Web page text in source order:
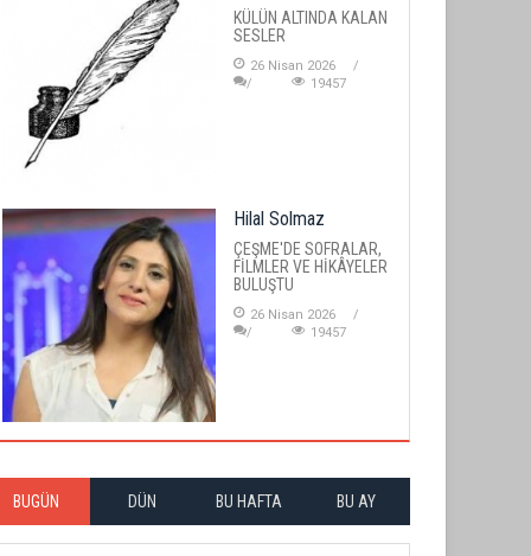
KÜLÜN ALTINDA KALAN
SESLER
26 Nisan 2026
19457
Hilal Solmaz
ÇEŞME'DE SOFRALAR,
FİLMLER VE HİKÂYELER
BULUŞTU
26 Nisan 2026
19457
BUGÜN DÜN BU HAFTA BU AY